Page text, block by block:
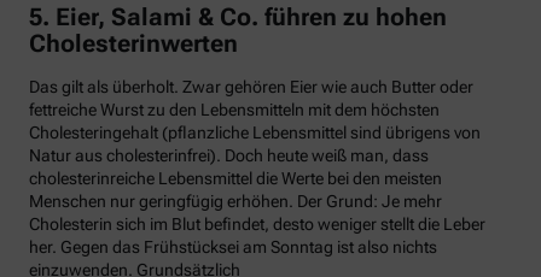
5. Eier, Salami & Co. führen zu hohen
Cholesterinwerten
Das gilt als überholt. Zwar gehören Eier wie auch Butter oder
fettreiche Wurst zu den Lebensmitteln mit dem höchsten
Cholesteringehalt (pflanzliche Lebensmittel sind übrigens von
Natur aus cholesterinfrei). Doch heute weiß man, dass
cholesterinreiche Lebensmittel die Werte bei den meisten
Menschen nur geringfügig erhöhen. Der Grund: Je mehr
Cholesterin sich im Blut befindet, desto weniger stellt die Leber
her. Gegen das Frühstücksei am Sonntag ist also nichts
einzuwenden. Grundsätzlich